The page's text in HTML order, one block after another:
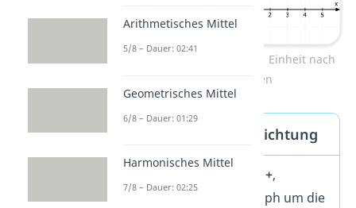
Normalparabel wurde um 1 Einheit nach
oben verschoben
Verschiebung in y-Richtung
+,
verschiebst du den Graph um die
Arithmetisches Mittel
5/8 – Dauer: 02:41
Geometrisches Mittel
6/8 – Dauer: 01:29
Harmonisches Mittel
7/8 – Dauer: 02:25